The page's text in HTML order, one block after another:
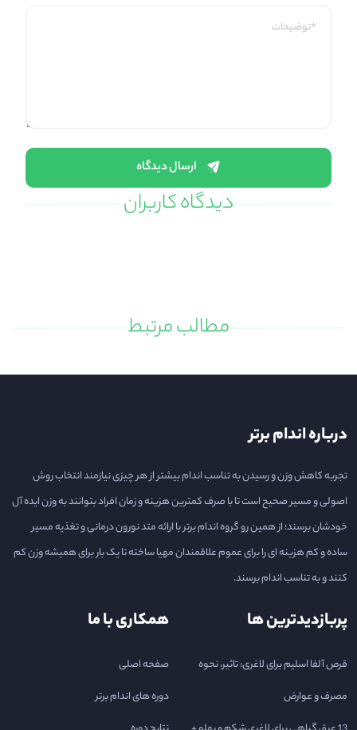
ارسال دیدگاه
دیدگاه کاربران
مطالب مرتبط
درباره اندام برتر
تجربه کاهش وزن و رسیدن به تناسب اندام بیشتر از هر چیزی نیازمند انتخاب روش
اصولی و مسیر صحیح است تا با صرف کمترین هزینه و زمان افراد بتوانند به وزن ایده آل
خودشان برسند؛ از همین رو گروه اندام برتر با ارائه متد نورون درمانی و تغذیه مسیر
ساده و کم هزینه ای را برای عموم علاقمندان مهیا ساخته تا یک بار برای همیشه وزن کم
کنند و به تناسب اندام برسند.
پربازدیدترین ها
قرص آلفا اسلیم برای لاغری: تاثیر، نحوه
مصرف و عوارض
همکاری با ما
صفحه اصلی
دوره های اندام برتر